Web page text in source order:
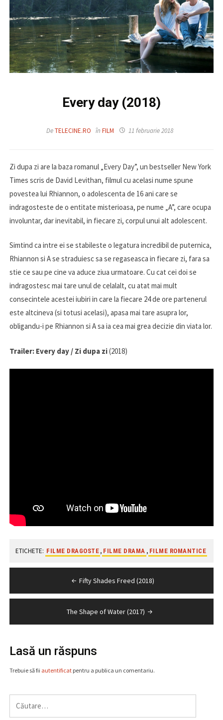
Every day (2018)
DeTELECINE.RO înFILM 11 februarie 2018
Zi dupa zi are la baza romanul „Every Day”, un bestseller New York
Times scris de David Levithan, filmul cu acelasi nume spune
povestea lui Rhiannon, o adolescenta de 16 ani care se
indragosteste de o entitate misterioasa, pe nume „A”, care ocupa
involuntar, dar inevitabil, in fiecare zi, corpul unui alt adolescent.
Simtind ca intre ei se stabileste o legatura incredibil de puternica,
Rhiannon si A se straduiesc sa se regaseasca in fiecare zi, fara sa
stie ce sau pe cine va aduce ziua urmatoare. Cu cat cei doi se
indragostesc mai tare unul de celalalt, cu atat mai mult
consecintele acestei iubiri in care la fiecare 24 de ore partenerul
este altcineva (si totusi acelasi), apasa mai tare asupra lor,
obligandu-i pe Rhiannon si A sa ia cea mai grea decizie din viata lor.
Trailer: Every day / Zi dupa zi(2018)
ETICHETE: FILME DRAGOSTE , FILME DRAMA , FILME ROMANTICE
în
Fifty Shades Freed (2018)
The Shape of Water (2017)
Lasă un răspuns
Trebuie să fii autentificatpentru a publica un comentariu.